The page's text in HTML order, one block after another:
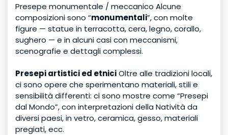
Presepe monumentale / meccanico Alcune
composizioni sono “monumentali”, con molte
figure — statue in terracotta, cera, legno, corallo,
sughero — e in alcuni casi con meccanismi,
scenografie e dettagli complessi.
Presepi artistici ed etniciOltre alle tradizioni locali,
ci sono opere che sperimentano materiali, stili e
sensibilità differenti: ci sono mostre come “Presepi
dal Mondo”, con interpretazioni della Natività da
diversi paesi, in vetro, ceramica, gesso, materiali
pregiati, ecc.